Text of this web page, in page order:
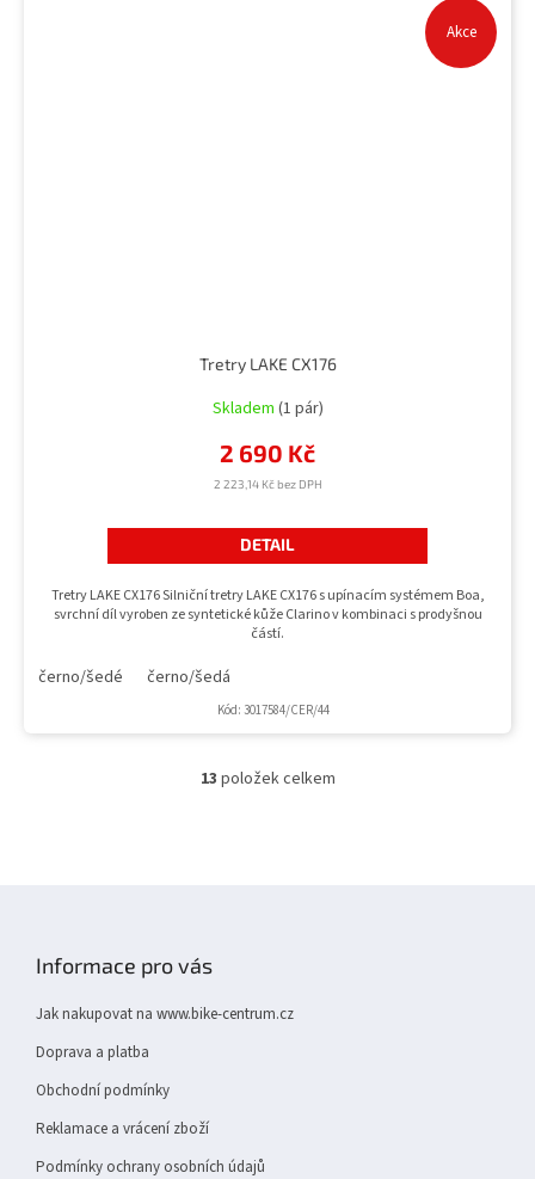
Akce
Tretry LAKE CX176
Skladem (1 pár)
2 223,14 Kč bez DPH
2 690 Kč
DETAIL
Tretry LAKE CX176 Silniční tretry LAKE CX176 s upínacím systémem Boa,
svrchní díl vyroben ze syntetické kůže Clarino v kombinaci s prodyšnou
částí.
černo/šedé černo/šedá
Kód: 3017584/CER/44
O
v
13 položek celkem
Informace pro vás
Jak nakupovat na www.bike-centrum.cz
Doprava a platba
Obchodní podmínky
Reklamace a vrácení zboží
Podmínky ochrany osobních údajů